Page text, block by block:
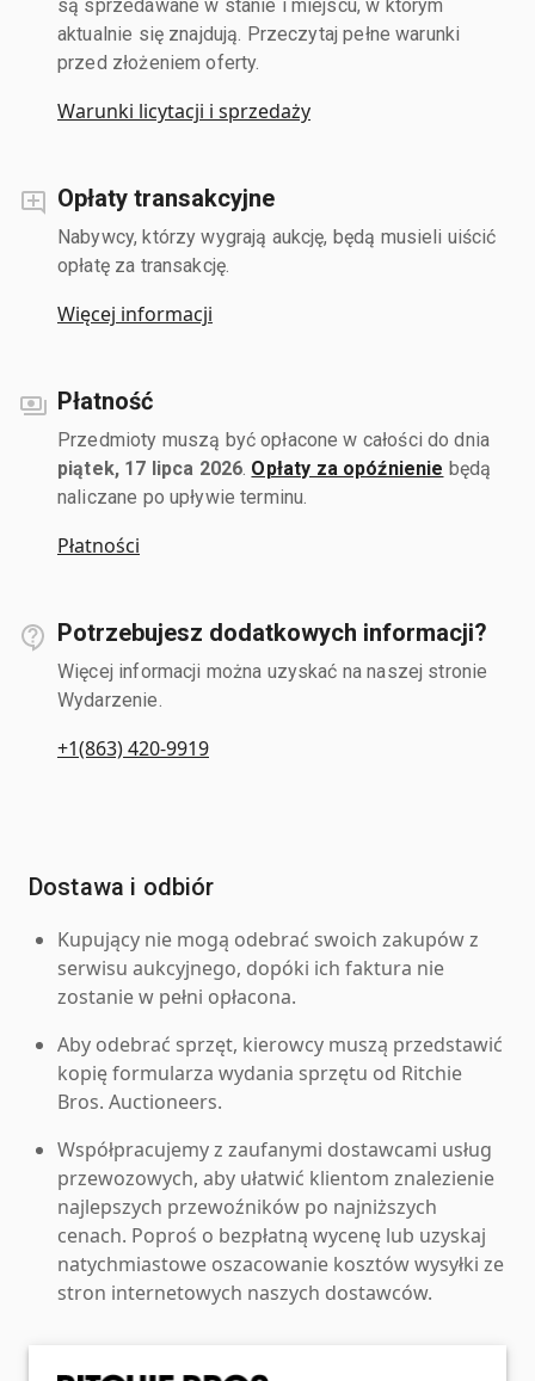
są sprzedawane w stanie i miejscu, w którym
aktualnie się znajdują. Przeczytaj pełne warunki
przed złożeniem oferty.
Warunki licytacji i sprzedaży
Opłaty transakcyjne
Nabywcy, którzy wygrają aukcję, będą musieli uiścić
opłatę za transakcję.
Więcej informacji
Płatność
Przedmioty muszą być opłacone w całości do dnia
piątek, 17 lipca 2026 Opłaty za opóźnienie będą
naliczane po upływie terminu.
Płatności
Potrzebujesz dodatkowych informacji?
Więcej informacji można uzyskać na naszej stronie
Wydarzenie.
+1(863) 420-9919
Dostawa i odbiór
Kupujący nie mogą odebrać swoich zakupów z
serwisu aukcyjnego, dopóki ich faktura nie
zostanie w pełni opłacona.
Aby odebrać sprzęt, kierowcy muszą przedstawić
kopię formularza wydania sprzętu od Ritchie
Bros. Auctioneers.
Współpracujemy z zaufanymi dostawcami usług
przewozowych, aby ułatwić klientom znalezienie
najlepszych przewoźników po najniższych
cenach. Poproś o bezpłatną wycenę lub uzyskaj
natychmiastowe oszacowanie kosztów wysyłki ze
stron internetowych naszych dostawców.